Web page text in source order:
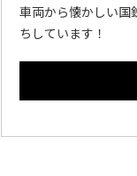
車両から懐かしい国
ちしています！